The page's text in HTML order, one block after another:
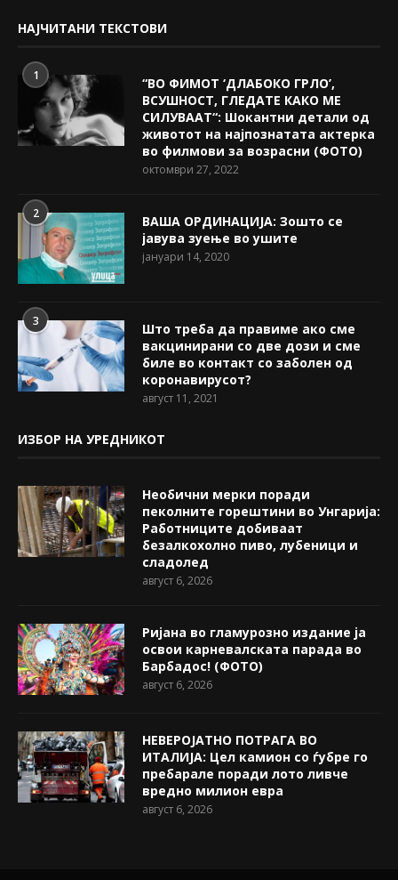
НАЈЧИТАНИ ТЕКСТОВИ
1
“ВО ФИМОТ ‘ДЛАБОКО ГРЛО’,
ВСУШНОСТ, ГЛЕДАТЕ КАКО МЕ
СИЛУВААТ“: Шокантни детали од
животот на најпознатата актерка
во филмови за возрасни (ФОТО)
октомври 27, 2022
2
ВАША ОРДИНАЦИЈА: Зошто се
јавува зуење во ушите
јануари 14, 2020
3
Што треба да правиме ако сме
вакцинирани со две дози и сме
биле во контакт со заболен од
коронавирусот?
август 11, 2021
ИЗБОР НА УРЕДНИКОТ
Необични мерки поради
пеколните горештини во Унгарија:
Работниците добиваат
безалкохолно пиво, лубеници и
сладолед
август 6, 2026
Ријана во гламурозно издание ја
освои карневалската парада во
Барбадос! (ФОТО)
август 6, 2026
НЕВЕРОЈАТНО ПОТРАГА ВО
ИТАЛИЈА: Цел камион со ѓубре го
пребарале поради лото ливче
вредно милион евра
август 6, 2026